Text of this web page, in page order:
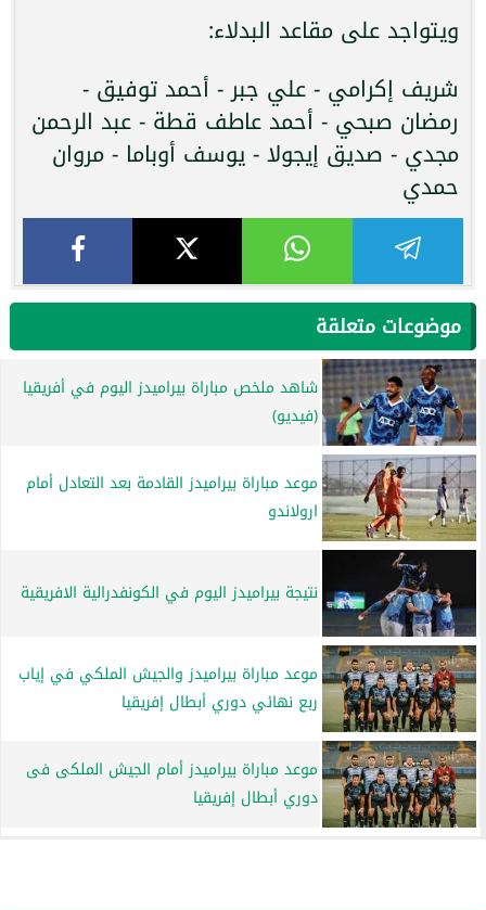
ويتواجد على مقاعد البدلاء:
شريف إكرامي - علي جبر - أحمد توفيق -
رمضان صبحي - أحمد عاطف قطة - عبد الرحمن
مجدي - صديق إيجولا - يوسف أوباما - مروان
حمدي
موضوعات متعلقة
شاهد ملخص مباراة بيراميدز اليوم في أفريقيا
(فيديو)
موعد مباراة بيراميدز القادمة بعد التعادل أمام
ارولاندو
نتيجة بيراميدز اليوم في الكونفدرالية الافريقية
موعد مباراة بيراميدز والجيش الملكي في إياب
ربع نهائي دوري أبطال إفريقيا
موعد مباراة بيراميدز أمام الجيش الملكى فى
دوري أبطال إفريقيا